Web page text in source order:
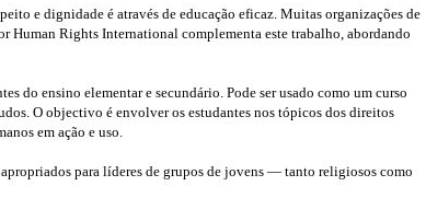
e dignidade é através de educação eficaz. Muitas organizações de
Human Rights International complementa este trabalho, abordando
do ensino elementar e secundário. Pode ser usado como um curso
O objectivo é envolver os estudantes nos tópicos dos direitos
em ação e uso.
para líderes de grupos de jovens — tanto religiosos como